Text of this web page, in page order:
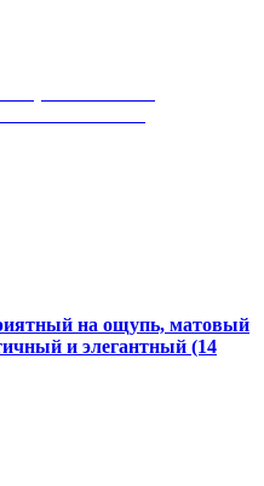
на ощупь, матовый
и элегантный (14